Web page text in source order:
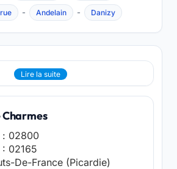
- Andelain - Danizy
Lire la suite
Charmes
: 02800
: 02165
De-France (Picardie)